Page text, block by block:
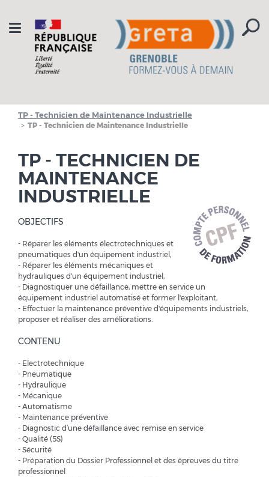
Toggle
navigation
TP - Technicien de Maintenance Industrielle
TP - Technicien de Maintenance Industrielle
TP - TECHNICIEN DE
MAINTENANCE
INDUSTRIELLE
OBJECTIFS
- Réparer les éléments électrotechniques et
pneumatiques d'un équipement industriel,
- Réparer les éléments mécaniques et
hydrauliques d'un équipement industriel,
- Diagnostiquer une défaillance, mettre en service un
équipement industriel automatisé et former l'exploitant,
- Effectuer la maintenance préventive d'équipements industriels,
proposer et réaliser des améliorations.
CONTENU
- Electrotechnique
- Pneumatique
- Hydraulique
- Mécanique
- Automatisme
- Maintenance préventive
- Diagnostic d’une défaillance avec remise en service
- Qualité (5S)
- Sécurité
- Préparation du Dossier Professionnel et des épreuves du titre
professionnel